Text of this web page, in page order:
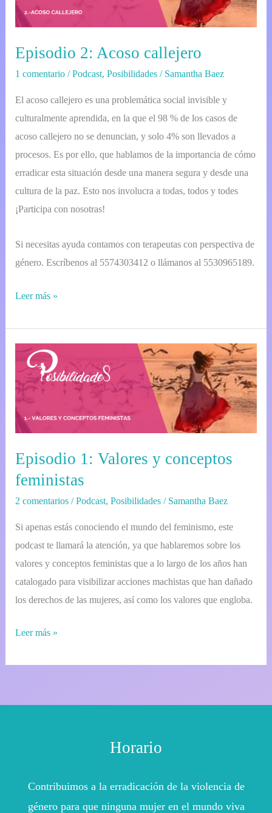
Episodio 2: Acoso callejero
1 comentario /Podcast,Posibilidades / Samantha Baez
El acoso callejero es una problemática social invisible y
culturalmente aprendida, en la que el 98 % de los casos de
acoso callejero no se denuncian, y solo 4% son llevados a
procesos. Es por ello, que hablamos de la importancia de cómo
erradicar esta situación desde una manera segura y desde una
cultura de la paz. Esto nos involucra a todas, todos y todes
¡Participa con nosotras!
Si necesitas ayuda contamos con terapeutas con perspectiva de
género. ⁣Escríbenos al 5574303412 o llámanos al 5530965189⁣⁣.
Leer más »
Episodio 1: Valores y conceptos
feministas
2 comentarios /Podcast,Posibilidades / Samantha Baez
Si apenas estás conociendo el mundo del feminismo, este
podcast te llamará la atención, ya que hablaremos sobre los
valores y conceptos feministas que a lo largo de los años han
catalogado para visibilizar acciones machistas que han dañado
los derechos de las mujeres, así como los valores que engloba.
Episodio
1:
Valores
y
conceptos
Leer más »
Horario
Contribuimos a la erradicación de la violencia de
género para que ninguna mujer en el mundo viva